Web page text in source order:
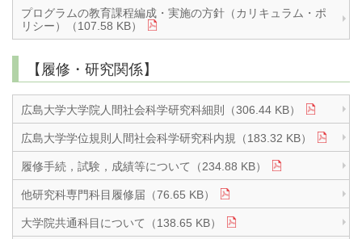
プログラムの教育課程編成・実施の方針（カリキュラム・ポ
リシー）（107.58 KB）
【履修・研究関係】
広島大学大学院人間社会科学研究科細則（306.44 KB）
広島大学学位規則人間社会科学研究科内規（183.32 KB）
履修手続，試験，成績等について（234.88 KB）
他研究科専門科目履修届（76.65 KB）
大学院共通科目について（138.65 KB）